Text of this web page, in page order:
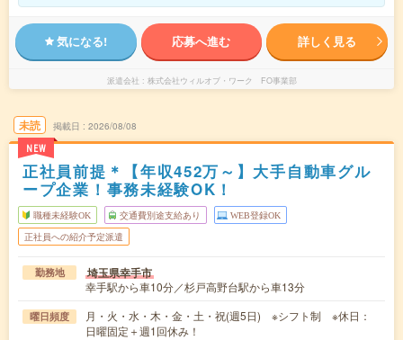
気になる! 応募へ進む 詳しく見る
派遣会社 株式会社ウィルオブ・ワーク FO事業部
未読
NEW
掲載日 2026/08/08
正社員前提＊【年収452万～】大手自動車グル
ープ企業！事務未経験OK！
職種未経験OK 交通費別途支給あり WEB登録OK
正社員への紹介予定派遣
勤務地 埼玉県幸手市
幸手駅から車10分／杉戸高野台駅から車13分
曜日頻度
月・火・水・木・金・土・祝(週5日) ※シフト制 ※休日：
日曜固定＋週1回休み！